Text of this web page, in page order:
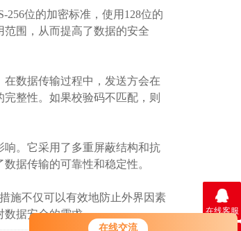
在线交流
位的加密标准，使用128位的
围，从而提高了数据的安全
数据传输过程中，发送方会在
整性。如果校验码不匹配，则
。它采用了多重屏蔽结构和抗
据传输的可靠性和稳定性。
施不仅可以有效地防止外界因素
数据安全的需求。
在线客服